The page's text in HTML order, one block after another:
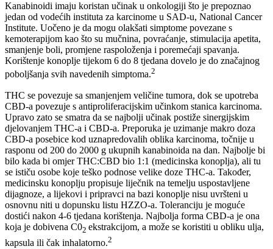
Kanabinoidi imaju koristan učinak u onkologiji što je prepoznao
jedan od vodećih instituta za karcinome u SAD-u, National Cancer
Institute. Uočeno je da mogu olakšati simptome povezane s
kemoterapijom kao što su mučnina, povraćanje, stimulacija apetita,
smanjenje boli, promjene raspoloženja i poremećaji spavanja.
Korištenje konoplje tijekom 6 do 8 tjedana dovelo je do značajnog
poboljšanja svih navedenih simptoma.2
THC se povezuje sa smanjenjem veličine tumora, dok se upotreba
CBD-a povezuje s antiproliferacijskim učinkom stanica karcinoma.
Upravo zato se smatra da se najbolji učinak postiže sinergijskim
djelovanjem THC-a i CBD-a. Preporuka je uzimanje makro doza
CBD-a posebice kod uznapredovalih oblika karcinoma, točnije u
rasponu od 200 do 2000 g ukupnih kanabinoida na dan. Najbolje bi
bilo kada bi omjer THC:CBD bio 1:1 (medicinska konoplja), ali tu
se ističu osobe koje teško podnose velike doze THC-a. Također,
medicinsku konoplju propisuje liječnik na temelju uspostavljene
dijagnoze, a lijekovi i pripravci na bazi konoplje nisu uvršteni u
osnovnu niti u dopunsku listu HZZO-a. Toleranciju je moguće
dostići nakon 4-6 tjedana korištenja. Najbolja forma CBD-a je ona
koja je dobivena C02 ekstrakcijom, a može se koristiti u obliku ulja,
kapsula ili čak inhalatorno.2